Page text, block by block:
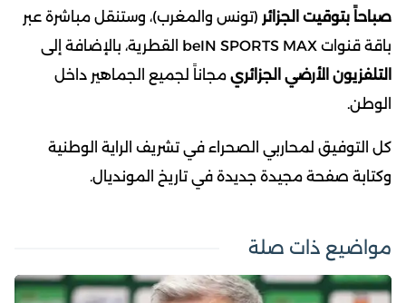
صباحاً بتوقيت الجزائر (تونس والمغرب)، وستنقل مباشرة عبر
باقة قنوات beIN SPORTS MAX القطرية، بالإضافة إلى
التلفزيون الأرضي الجزائري مجاناً لجميع الجماهير داخل
الوطن.
كل التوفيق لمحاربي الصحراء في تشريف الراية الوطنية
وكتابة صفحة مجيدة جديدة في تاريخ المونديال.
مواضيع ذات صلة